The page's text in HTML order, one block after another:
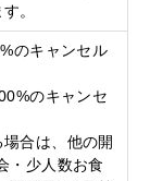
。
のキャンセル
のキャンセ
場合は、他の開
・少人数お食